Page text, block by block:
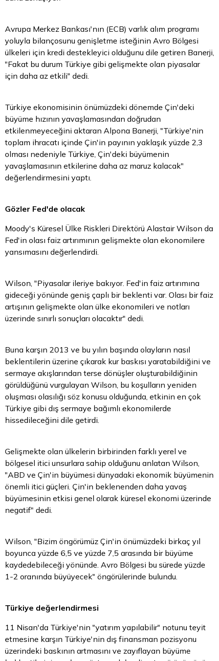
Avrupa Merkez Bankası'nın (ECB) varlık alım programı
yoluyla bilançosunu genişletme isteğinin Avro Bölgesi
ülkeleri için kredi destekleyici olduğunu dile getiren Banerji,
"Fakat bu durum Türkiye gibi gelişmekte olan piyasalar
için daha az etkili" dedi.
Türkiye ekonomisinin önümüzdeki dönemde Çin'deki
büyüme hızının yavaşlamasından doğrudan
etkilenmeyeceğini aktaran Alpona Banerji, "Türkiye'nin
toplam ihracatı içinde Çin'in payının yaklaşık yüzde 2,3
olması nedeniyle Türkiye, Çin'deki büyümenin
yavaşlamasının etkilerine daha az maruz kalacak"
değerlendirmesini yaptı.
Gözler Fed'de olacak
Moody's Küresel Ülke Riskleri Direktörü Alastair Wilson da
Fed'in olası faiz artırımının gelişmekte olan ekonomilere
yansımasını değerlendirdi.
Wilson, "Piyasalar ileriye bakıyor. Fed'in faiz artırımına
gideceği yönünde geniş çaplı bir beklenti var. Olası bir faiz
artışının gelişmekte olan ülke ekonomileri ve notları
üzerinde sınırlı sonuçları olacaktır" dedi.
Buna karşın 2013 ve bu yılın başında olayların nasıl
beklentilerin üzerine çıkarak kur baskısı yaratabildiğini ve
sermaye akışlarından terse dönüşler oluşturabildiğinin
görüldüğünü vurgulayan Wilson, bu koşulların yeniden
oluşması olasılığı söz konusu olduğunda, etkinin en çok
Türkiye gibi dış sermaye bağımlı ekonomilerde
hissedileceğini dile getirdi.
Gelişmekte olan ülkelerin birbirinden farklı yerel ve
bölgesel itici unsurlara sahip olduğunu anlatan Wilson,
"ABD ve Çin'in büyümesi dünyadaki ekonomik büyümenin
önemli itici güçleri. Çin'in beklenenden daha yavaş
büyümesinin etkisi genel olarak küresel ekonomi üzerinde
negatif" dedi.
Wilson, "Bizim öngörümüz Çin'in önümüzdeki birkaç yıl
boyunca yüzde 6,5 ve yüzde 7,5 arasında bir büyüme
kaydedebileceği yönünde. Avro Bölgesi bu sürede yüzde
1-2 oranında büyüyecek" öngörülerinde bulundu.
Türkiye değerlendirmesi
11 Nisan'da Türkiye'nin "yatırım yapılabilir" notunu teyit
etmesine karşın Türkiye'nin dış finansman pozisyonu
üzerindeki baskının artmasını ve zayıflayan büyüme